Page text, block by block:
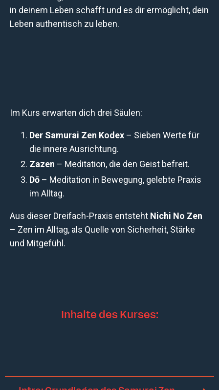
in deinem Leben schafft und es dir ermöglicht, dein
Leben authentisch zu leben.
Im Kurs erwarten dich drei Säulen:
Der Samurai Zen Kodex – Sieben Werte für
die innere Ausrichtung.
Zazen – Meditation, die den Geist befreit.
Dō – Meditation in Bewegung, gelebte Praxis
im Alltag.
Aus dieser Dreifach-Praxis entsteht Nichi No Zen
– Zen im Alltag, als Quelle von Sicherheit, Stärke
und Mitgefühl.
Inhalte des Kurses: